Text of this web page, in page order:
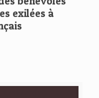
exilées à